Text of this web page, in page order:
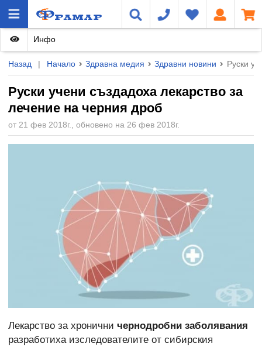
Назад | Начало Здравна медия Здравни новини Руски
Руски учени създадоха лекарство за
лечение на черния дроб
от 21 фев 2018г., обновено на 26 фев 2018г.
Инфо
Лекарство за хронични чернодробни заболявания
разработиха изследователите от сибирския